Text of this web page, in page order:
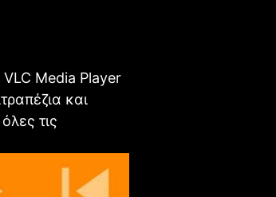
Media Player
και
τις